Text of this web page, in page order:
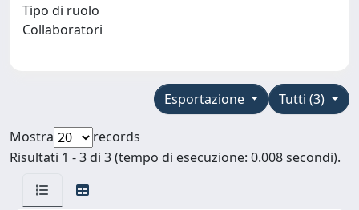
Tipo di ruolo
Collaboratori
Tutti (3)
Esportazione
Mostra
records
Risultati 1 - 3 di 3 (tempo di esecuzione: 0.008 secondi).